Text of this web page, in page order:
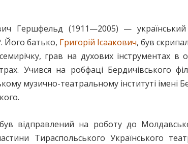
Гершфельд (1911—2005) —
Його батько, Григорій Ісаакович, був
грав на духових інструментах в
Учився на робфаці Бердичівського
музично-театральному інституті
відправлений на роботу до
Тираспольського Українського